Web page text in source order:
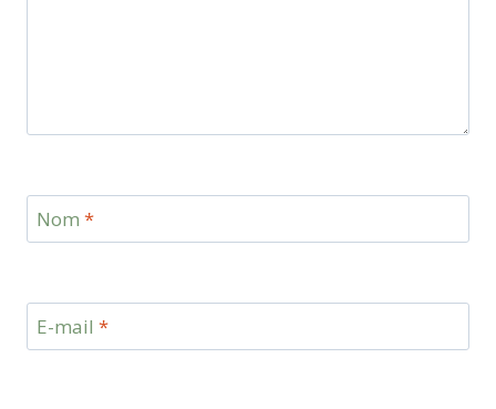
Nom *
E-mail *